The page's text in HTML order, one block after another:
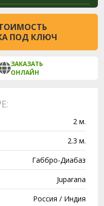
ПОД КЛЮЧ
ЗАКАЗАТЬ
ОНЛАЙН
2 м.
2.3 м.
Габбро-Диабаз
Juparana
Россия / Индия